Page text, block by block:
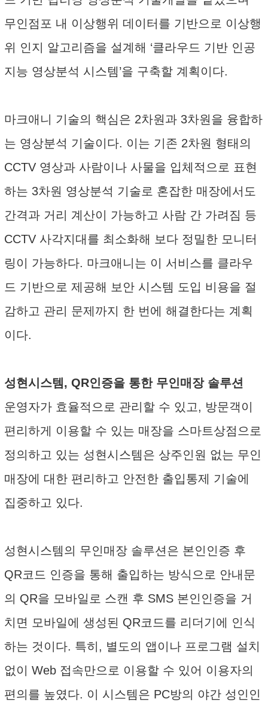
무인점포 내 이상행위 데이터를 기반으로 이상행
위 인지 알고리즘을 설계해 ‘클라우드 기반 인공
지능 영상분석 시스템’을 구축할 계획이다.
마크애니 기술의 핵심은 2차원과 3차원을 융합하
는 영상분석 기술이다. 이는 기존 2차원 형태의
CCTV 영상과 사람이나 사물을 입체적으로 표현
하는 3차원 영상분석 기술로 혼잡한 매장에서도
간격과 거리 계산이 가능하고 사람 간 가려짐 등
CCTV 사각지대를 최소화해 보다 정밀한 모니터
링이 가능하다. 마크애니는 이 서비스를 클라우
드 기반으로 제공해 보안 시스템 도입 비용을 절
감하고 관리 문제까지 한 번에 해결한다는 계획
이다.
성현시스템, QR인증을 통한 무인매장 솔루션
운영자가 효율적으로 관리할 수 있고, 방문객이
편리하게 이용할 수 있는 매장을 스마트상점으로
정의하고 있는 성현시스템은 상주인원 없는 무인
매장에 대한 편리하고 안전한 출입통제 기술에
집중하고 있다.
성현시스템의 무인매장 솔루션은 본인인증 후
QR코드 인증을 통해 출입하는 방식으로 안내문
의 QR을 모바일로 스캔 후 SMS 본인인증을 거
치면 모바일에 생성된 QR코드를 리더기에 인식
하는 것이다. 특히, 별도의 앱이나 프로그램 설치
없이 Web 접속만으로 이용할 수 있어 이용자의
편의를 높였다. 이 시스템은 PC방의 야간 성인인